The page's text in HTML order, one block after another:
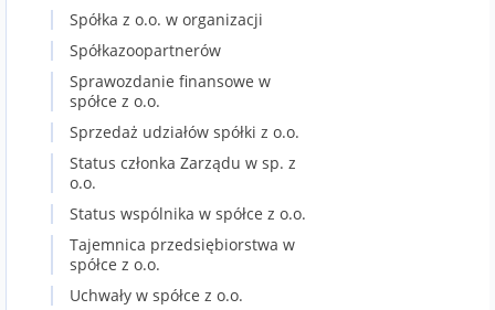
Spółka z o.o. w organizacji
Spółkazoopartnerów
Sprawozdanie finansowe w
spółce z o.o.
Sprzedaż udziałów spółki z o.o.
Status członka Zarządu w sp. z
o.o.
Status wspólnika w spółce z o.o.
Tajemnica przedsiębiorstwa w
spółce z o.o.
Uchwały w spółce z o.o.